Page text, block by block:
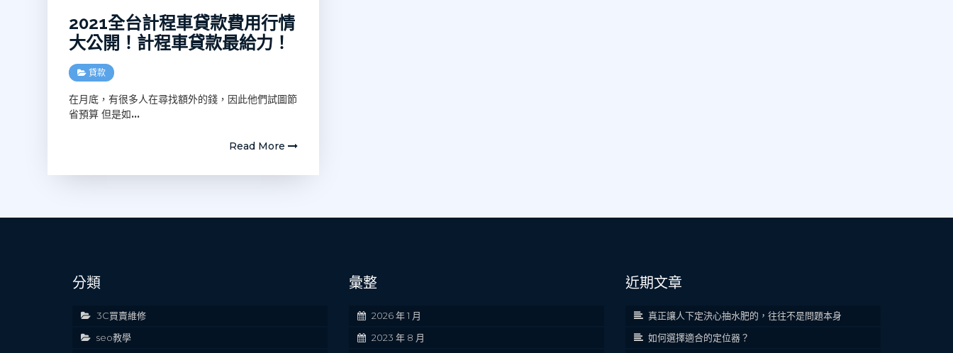
2021全台計程車貸款費用行情
大公開！計程車貸款最給力！
貸款
在月底，有很多人在尋找額外的錢，因此他們試圖節
省預算 但是如…
Read More
分類
3C買賣維修
seo教學
彙整
2026 年 1 月
2023 年 8 月
近期文章
真正讓人下定決心抽水肥的，往往不是問題本身
如何選擇適合的定位器？